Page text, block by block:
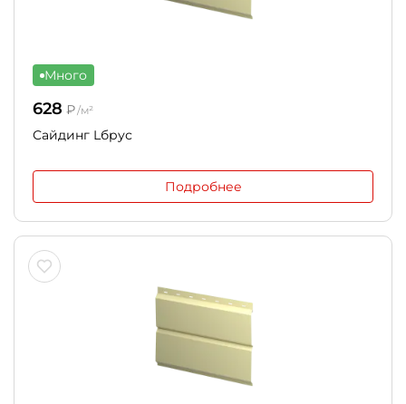
Много
628 ₽/м²
Сайдинг Lбрус
Подробнее